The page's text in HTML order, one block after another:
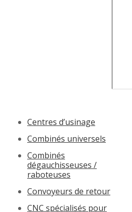
Centres d’usinage
Combinés universels
Combinés
dégauchisseuses /
raboteuses
Convoyeurs de retour
CNC spécialisés pour